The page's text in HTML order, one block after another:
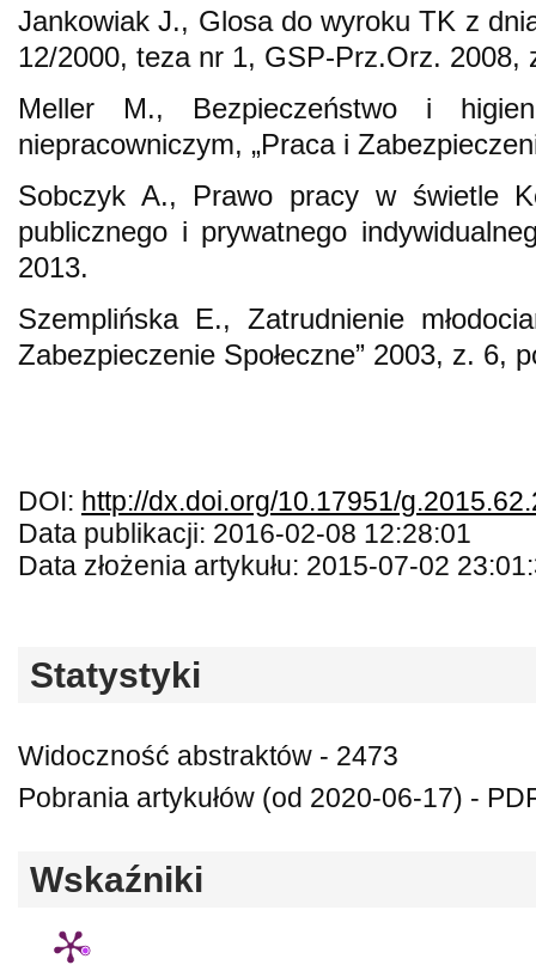
Jankowiak J., Glosa do wyroku TK z
12/2000, teza nr 1, GSP-Prz.Orz. 2008,
Meller M., Bezpieczeństwo i
niepracowniczym, „Praca i
Sobczyk A., Prawo pracy w świetle
publicznego i prywatnego
2013.
Szemplińska E., Zatrudnienie
Zabezpieczenie Społeczne” 2003, z. 6,
DOI: http://dx.doi.org/10.17951/
Data publikacji: 2016-02-08 12:28:01
Data złożenia artykułu: 2015-07-02
Statystyki
Widoczność abstraktów - 2473
Pobrania artykułów (od 2020-06-17) -
Wskaźniki